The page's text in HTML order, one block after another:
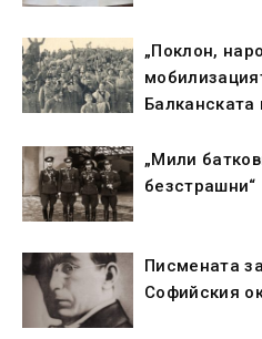
„Поклон,
Балканската
„Мили
безстрашни“
Писмената
Софийския